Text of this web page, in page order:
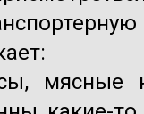
мясные